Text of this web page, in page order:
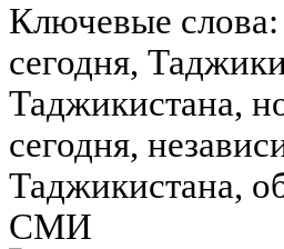
Ключевые
сегодня,
Таджикистана,
сегодня,
Таджикистана,
СМИ